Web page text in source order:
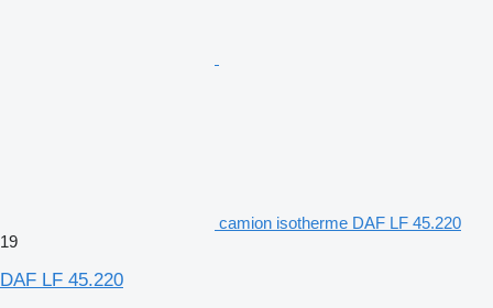
camion isotherme DAF LF 45.220
19
DAF LF 45.220